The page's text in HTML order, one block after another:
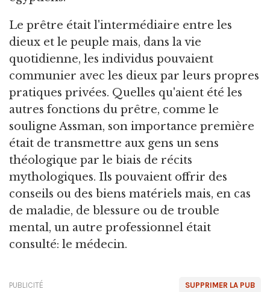
Le prêtre était l'intermédiaire entre les
dieux et le peuple mais, dans la vie
quotidienne, les individus pouvaient
communier avec les dieux par leurs propres
pratiques privées. Quelles qu'aient été les
autres fonctions du prêtre, comme le
souligne Assman, son importance première
était de transmettre aux gens un sens
théologique par le biais de récits
mythologiques. Ils pouvaient offrir des
conseils ou des biens matériels mais, en cas
de maladie, de blessure ou de trouble
mental, un autre professionnel était
consulté: le médecin.
SUPPRIMER LA PUB
PUBLICITÉ